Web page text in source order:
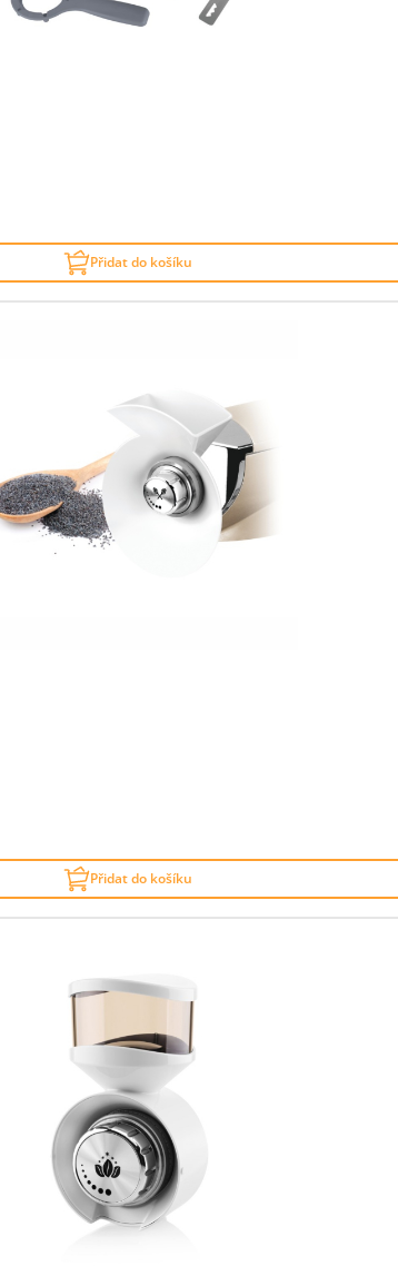
Přidat do košíku
Přidat do košíku